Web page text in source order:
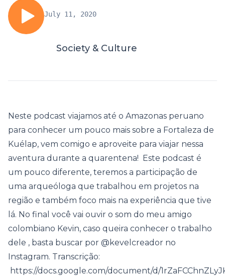
July 11, 2020
Society & Culture
Neste podcast viajamos até o Amazonas peruano
para conhecer um pouco mais sobre a Fortaleza de
Kuélap, vem comigo e aproveite para viajar nessa
aventura durante a quarentena! Este podcast é
um pouco diferente, teremos a participação de
uma arqueóloga que trabalhou em projetos na
região e também foco mais na experiência que tive
lá. No final você vai ouvir o som do meu amigo
colombiano Kevin, caso queira conhecer o trabalho
dele , basta buscar por @kevelcreador no
Instagram. Transcrição:
https://docs.google.com/document/d/